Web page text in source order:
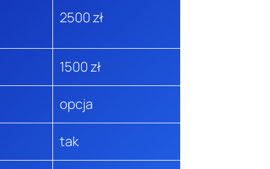
2500 zł
1500 zł
opcja
tak